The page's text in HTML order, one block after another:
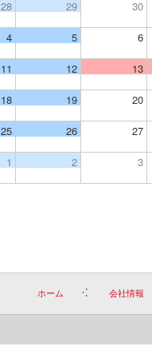
28 29 30
4 5 6
11 12 13
18 19 20
25 26 27
1 2 3
ホーム 会社情報